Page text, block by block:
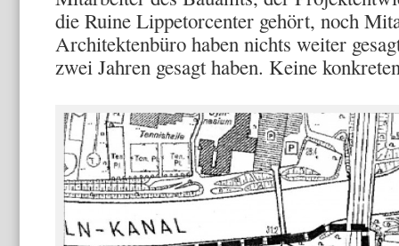
die Ruine Lippetorcenter gehört, noch
Architektenbüro haben nichts weiter
zwei Jahren gesagt haben. Keine